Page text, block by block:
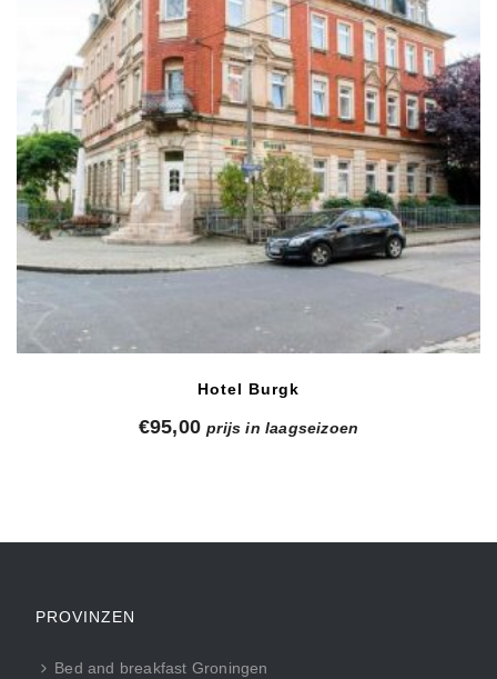
Hotel Burgk
€95,00 prijs in laagseizoen
PROVINZEN
Bed and breakfast Groningen